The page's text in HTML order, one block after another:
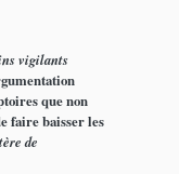
vigilants
que non
faire baisser les
de